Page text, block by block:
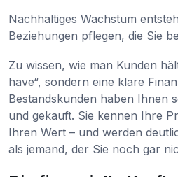
Nachhaltiges Wachstum
Beziehungen pflegen, die Sie
Zu wissen, wie man Kunden
have“, sondern eine klare
Bestandskunden haben Ihnen
und gekauft. Sie kennen Ihre
Ihren Wert – und werden
als jemand, der Sie noch gar